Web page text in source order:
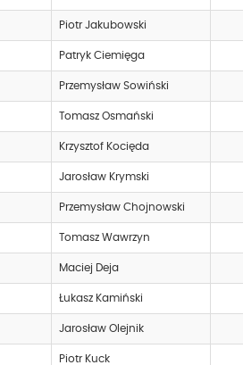
Piotr Jakubowski
Patryk Ciemięga
Przemysław Sowiński
Tomasz Osmański
Krzysztof Kocięda
Jarosław Krymski
Przemysław Chojnowski
Tomasz Wawrzyn
Maciej Deja
Łukasz Kamiński
Jarosław Olejnik
Piotr Kuck